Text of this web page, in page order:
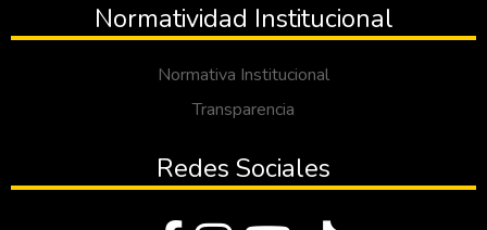
Normatividad Institucional
Normativa Institucional
Transparencia
Redes Sociales